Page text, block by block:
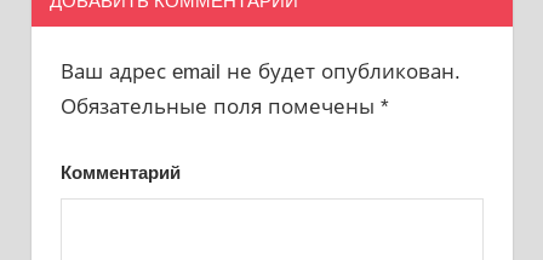
Ваш адрес email не будет опубликован.
Обязательные поля помечены *
Комментарий